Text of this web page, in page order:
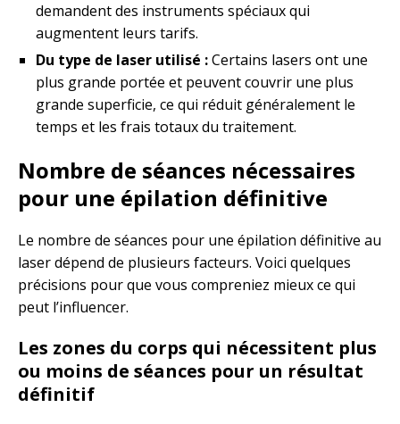
demandent des instruments spéciaux qui
augmentent leurs tarifs.
Du type de laser utilisé :Certains lasers ont une
plus grande portée et peuvent couvrir une plus
grande superficie, ce qui réduit généralement le
temps et les frais totaux du traitement.
Nombre de séances nécessaires
pour une épilation définitive
Le nombre de séances pour une épilation définitive au
laser dépend de plusieurs facteurs. Voici quelques
précisions pour que vous compreniez mieux ce qui
peut l’influencer.
Les zones du corps qui nécessitent plus
ou moins de séances pour un résultat
définitif